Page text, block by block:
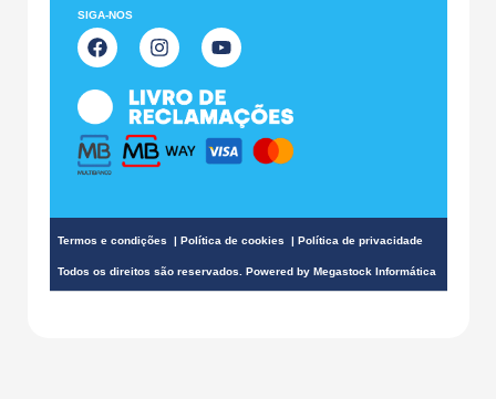
SIGA-NOS
F
a
e
b
o
o
k
I
n
t
a
r
a
Y
o
t
u
b
e
Termos e condições | Política de cookies | Política de privacidade
Todos os direitos são reservados. Powered by Megastock Informática